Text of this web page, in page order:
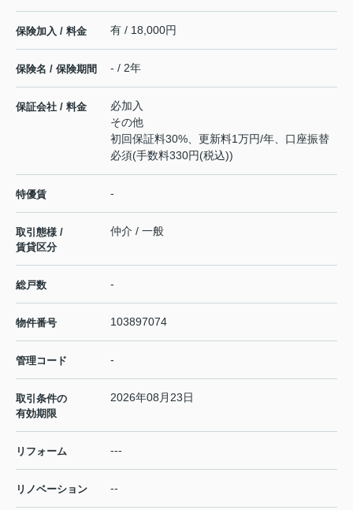
保険加入 / 料金 有 / 18,000円
保険名 / 保険期間 - / 2年
保証会社 / 料金
必加入
その他
初回保証料30%、更新料1万円/年、口座振替
必須(手数料330円(税込))
特優賃 -
取引態様 /
賃貸区分
仲介 / 一般
総戸数 -
物件番号 103897074
管理コード -
取引条件の
有効期限
2026年08月23日
リフォーム ---
リノベーション --